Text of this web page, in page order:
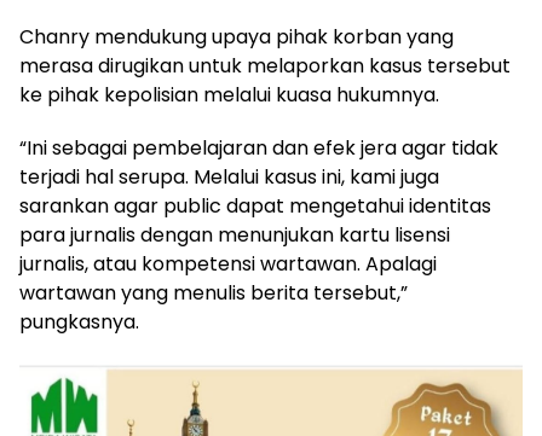
Chanry mendukung upaya pihak korban yang
merasa dirugikan untuk melaporkan kasus tersebut
ke pihak kepolisian melalui kuasa hukumnya.
“Ini sebagai pembelajaran dan efek jera agar tidak
terjadi hal serupa. Melalui kasus ini, kami juga
sarankan agar public dapat mengetahui identitas
para jurnalis dengan menunjukan kartu lisensi
jurnalis, atau kompetensi wartawan. Apalagi
wartawan yang menulis berita tersebut,”
pungkasnya.